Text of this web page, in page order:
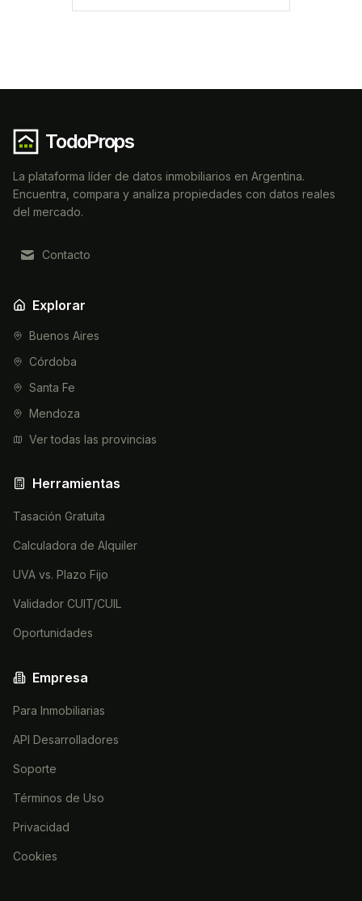
TodoProps
La plataforma líder de datos inmobiliarios en Argentina.
Encuentra, compara y analiza propiedades con datos reales
del mercado.
Contacto
Explorar
Buenos Aires
Córdoba
Santa Fe
Mendoza
Ver todas las provincias
Herramientas
Tasación Gratuita
Calculadora de Alquiler
UVA vs. Plazo Fijo
Validador CUIT/CUIL
Oportunidades
Empresa
Para Inmobiliarias
API Desarrolladores
Soporte
Términos de Uso
Privacidad
Cookies